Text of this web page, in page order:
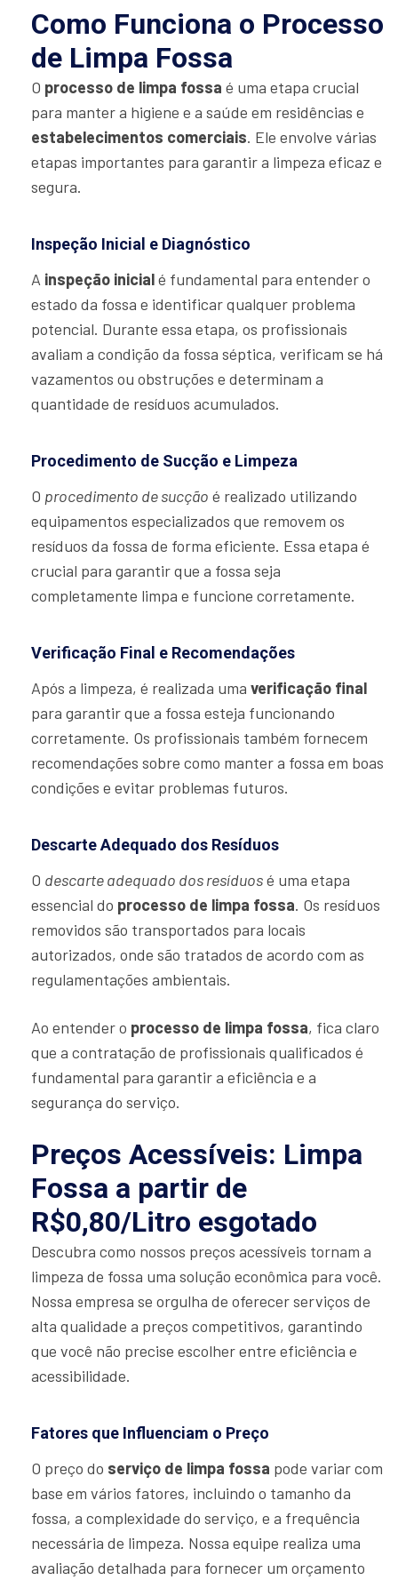
Como Funciona o Processo
de Limpa Fossa
O processo de limpa fossa é uma etapa crucial
para manter a higiene e a saúde em residências e
estabelecimentos comerciais. Ele envolve várias
etapas importantes para garantir a limpeza eficaz e
segura.
Inspeção Inicial e Diagnóstico
A inspeção inicialé fundamental para entender o
estado da fossa e identificar qualquer problema
potencial. Durante essa etapa, os profissionais
avaliam a condição da fossa séptica, verificam se há
vazamentos ou obstruções e determinam a
quantidade de resíduos acumulados.
Procedimento de Sucção e Limpeza
O procedimento de sucção é realizado utilizando
equipamentos especializados que removem os
resíduos da fossa de forma eficiente. Essa etapa é
crucial para garantir que a fossa seja
completamente limpa e funcione corretamente.
Verificação Final e Recomendações
Após a limpeza, é realizada uma verificação final
para garantir que a fossa esteja funcionando
corretamente. Os profissionais também fornecem
recomendações sobre como manter a fossa em boas
condições e evitar problemas futuros.
Descarte Adequado dos Resíduos
O descarte adequado dos resíduosé uma etapa
essencial do processo de limpa fossa. Os resíduos
removidos são transportados para locais
autorizados, onde são tratados de acordo com as
regulamentações ambientais.
Ao entender o processo de limpa fossa, fica claro
que a contratação de profissionais qualificados é
fundamental para garantir a eficiência e a
segurança do serviço.
Preços Acessíveis: Limpa
Fossa a partir de
R$0,80/Litro esgotado
Descubra como nossos preços acessíveis tornam a
limpeza de fossa uma solução econômica para você.
Nossa empresa se orgulha de oferecer serviços de
alta qualidade a preços competitivos, garantindo
que você não precise escolher entre eficiência e
acessibilidade.
Fatores que Influenciam o Preço
O preço do serviço de limpa fossa pode variar com
base em vários fatores, incluindo o tamanho da
fossa, a complexidade do serviço, e a frequência
necessária de limpeza. Nossa equipe realiza uma
avaliação detalhada para fornecer um orçamento